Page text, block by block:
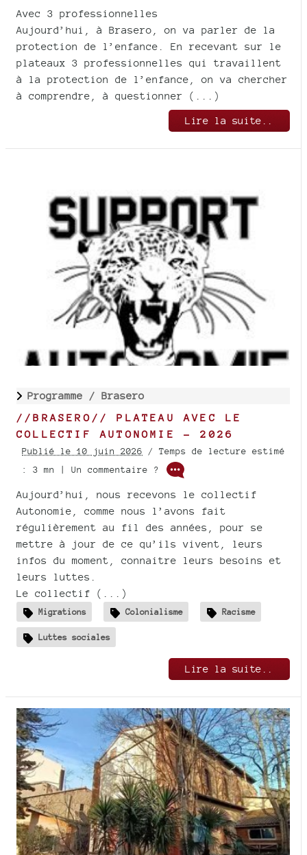
Avec 3 professionnelles
Aujourd’hui, à Brasero, on va parler de la
protection de l’enfance. En recevant sur le
plateaux 3 professionnelles qui travaillent
à la protection de l’enfance, on va chercher
à comprendre, à questionner (...)
Lire la suite..
Programme / Brasero
//BRASERO// PLATEAU AVEC LE
COLLECTIF AUTONOMIE - 2026
Publié le 10 juin 2026 / Temps de lecture estimé
: 3 mn | Un commentaire ?
Aujourd’hui, nous recevons le collectif
Autonomie, comme nous l’avons fait
régulièrement au fil des années, pour se
mettre à jour de ce qu’ils vivent, leurs
infos du moment, connaitre leurs besoins et
leurs luttes.
Le collectif (...)
Migrations Colonialisme Racisme
Luttes sociales
Lire la suite..